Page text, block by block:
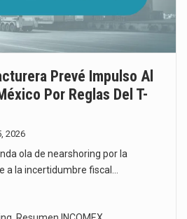
Prevé Impulso Al
Por Reglas Del T-
2026
ola de nearshoring por la
a la incertidumbre fiscal…